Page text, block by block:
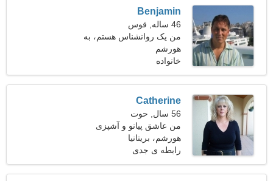
Benjamin
46 ساله, قوس
من یک روانشناس هستم، به
یک زن احساسی نیاز دارم
هورشم
خانواده
Catherine
56 سال, حوت
من عاشق پیانو و آشپزی
هستم
هورشم، بریتانیا
رابطه ی جدی